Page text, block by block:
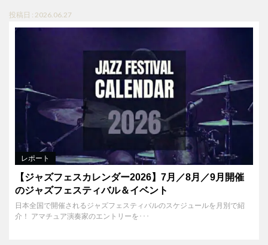
投稿日 : 2026.06.27
レポート
【ジャズフェスカレンダー2026】7月／8月／9月開催
のジャズフェスティバル＆イベント
日本全国で開催されるジャズフェスティバルのスケジュールを月別で紹
介！ アマチュア演奏家のエントリーを･･･